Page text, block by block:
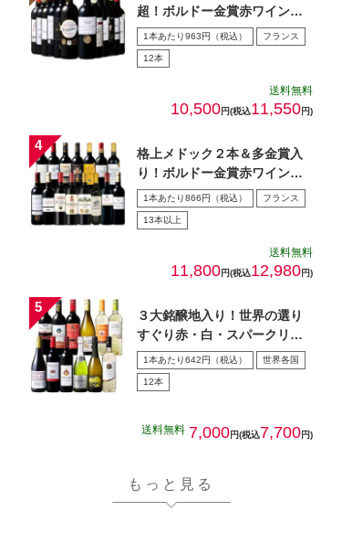
超！ボルドー金賞赤ワイン１
２本セット 第１5弾
1本あたり963円（税込） フランス
12本
送料無料
10,500円(税込11,550円)
格上メドック２本＆多金賞入
り！ボルドー金賞赤ワイン１
５本セット 第28弾
1本あたり866円（税込） フランス
13本以上
送料無料
11,800円(税込12,980円)
３大銘醸地入り！世界の選り
すぐり赤・白・スパークリン
グワイン飲み比べ１2本セッ
ト…
1本あたり642円（税込） 世界各国
12本
送料無料 7,000円(税込7,700円)
もっと見る